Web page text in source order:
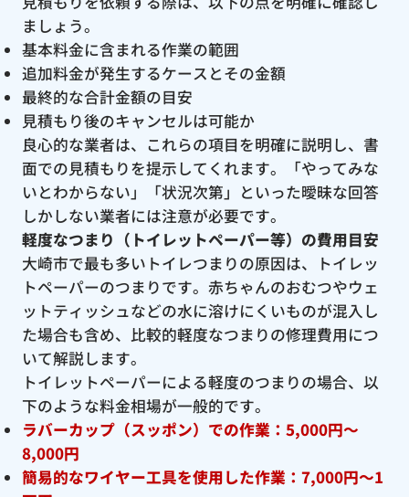
ましょう。
基本料金に含まれる作業の範囲
追加料金が発生するケースとその金額
最終的な合計金額の目安
見積もり後のキャンセルは可能か
良心的な業者は、これらの項目を明確に説明し、書
面での見積もりを提示してくれます。「やってみな
いとわからない」「状況次第」といった曖昧な回答
しかしない業者には注意が必要です。
軽度なつまり（トイレットペーパー等）の費用目安
大崎市で最も多いトイレつまりの原因は、トイレッ
トペーパーのつまりです。赤ちゃんのおむつやウェ
ットティッシュなどの水に溶けにくいものが混入し
た場合も含め、比較的軽度なつまりの修理費用につ
いて解説します。
トイレットペーパーによる軽度のつまりの場合、以
下のような料金相場が一般的です。
ラバーカップ（スッポン）での作業：5,000円〜
8,000円
簡易的なワイヤー工具を使用した作業：7,000円〜1